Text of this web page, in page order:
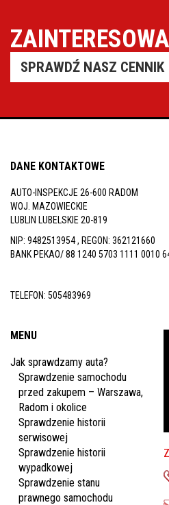
SPRAWDŹ NASZ CENNIK
DANE KONTAKTOWE
AUTO-INSPEKCJE 26-600 RADOM
WOJ. MAZOWIECKIE
LUBLIN LUBELSKIE 20-819
NIP: 9482513954 , REGON: 362121660
BANK PEKAO/ 88 1240 5703 1111 0010
TELEFON: 505483969
MENU
Jak sprawdzamy auta?
Sprawdzenie samochodu
przed zakupem – Warszawa,
Radom i okolice
Sprawdzenie historii
serwisowej
Sprawdzenie historii
wypadkowej
Sprawdzenie stanu
prawnego samochodu